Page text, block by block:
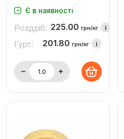
Є в наявності
Роздріб: 225.00 грн/кг i
Гурт: 201.80 грн/кг i